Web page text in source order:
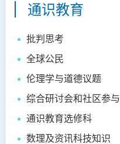
通识教育
批判思考
全球公民
伦理学与道德议题
综合研讨会和社区参与
通识教育选修科
数理及资讯科技知识